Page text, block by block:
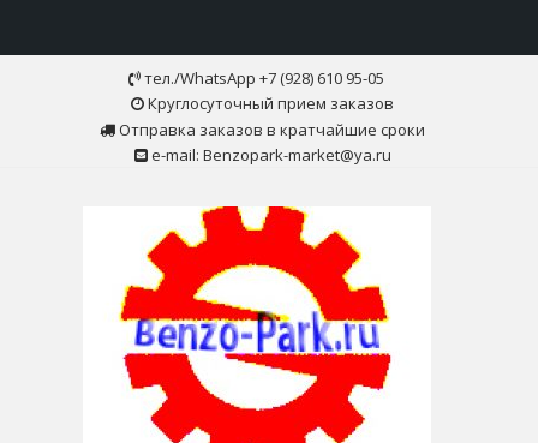
тел./WhatsApp +7 (928) 610 95-05
Круглосуточный прием заказов
Отправка заказов в кратчайшие сроки
e-mail: Benzopark-market@ya.ru